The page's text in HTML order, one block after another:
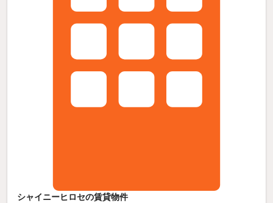
シャイニーヒロセの賃貸物件